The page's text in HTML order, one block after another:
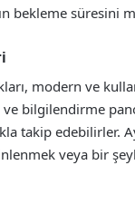
bekleme süresini
modern ve
bilgilendirme
takip edebilirler.
veya bir